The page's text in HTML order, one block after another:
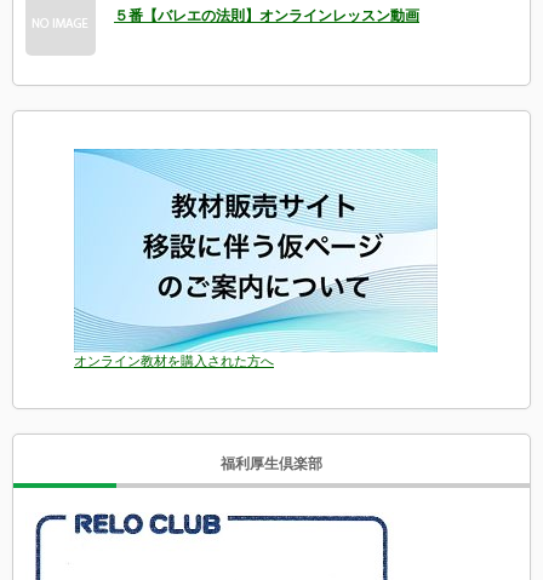
５番【バレエの法則】オンラインレッスン動画
オンライン教材を購入された方へ
福利厚生倶楽部